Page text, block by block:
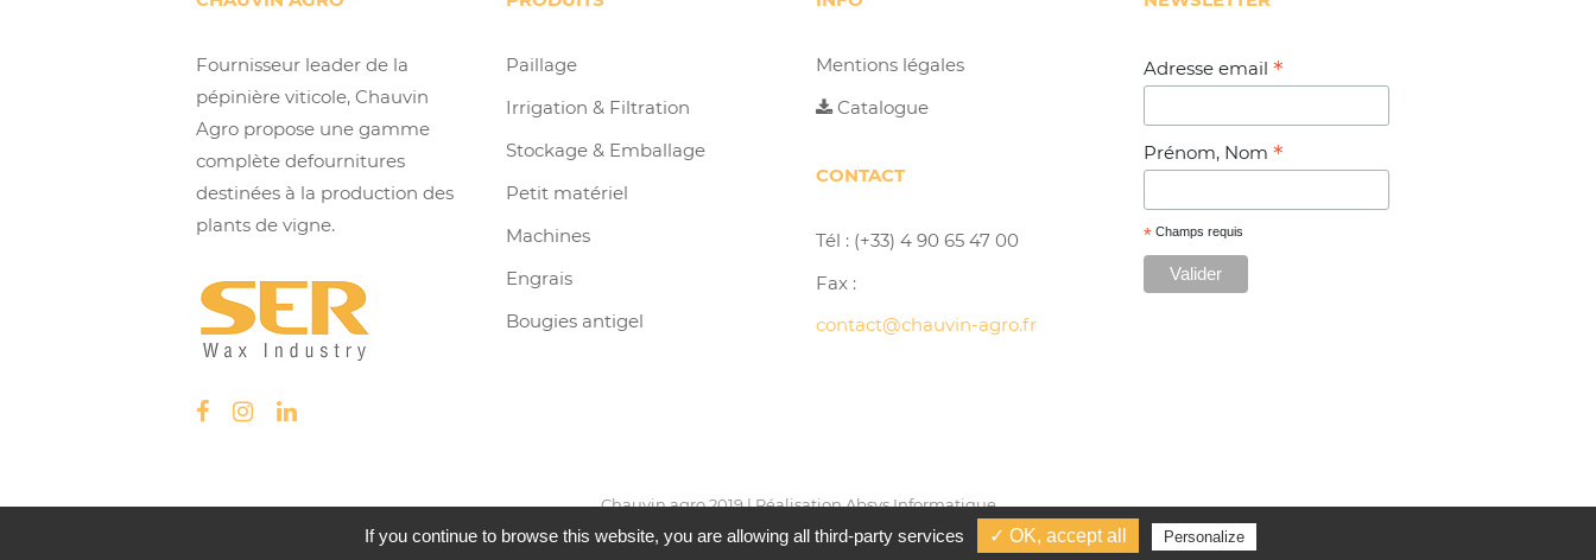
Fournisseur leader de la
pépinière viticole, Chauvin
Agro propose une gamme
complète defournitures
destinées à la production des
plants de vigne.
Paillage
Irrigation & Filtration
Stockage & Emballage
Petit matériel
Machines
Engrais
Bougies antigel
Mentions légales
Catalogue
CONTACT
Tél : (+33) 4 90 65 47 00
Fax :
contact@chauvin-agro.fr
Adresse email *
Prénom, Nom *
* Champs requis
Chauvin agro 2019 | RéalisationAbsys Informatique
If you continue to browse this website, you are allowing all third-party services ✓ OK, accept all Personalize